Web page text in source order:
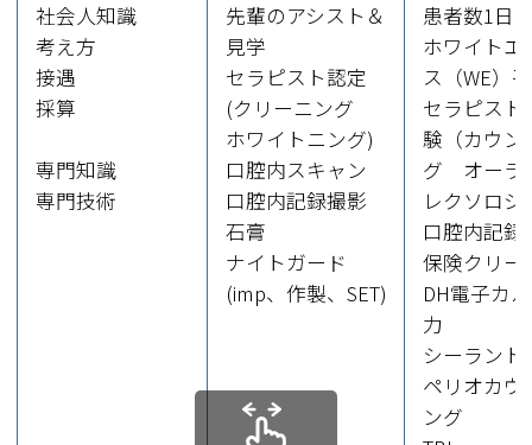
社会人知識
考え方
接遇
採算
専門知識
専門技術
先輩のアシスト＆
見学
セラピスト認定
(クリーニング
ホワイトニング)
口腔内スキャン
口腔内記録撮影
石膏
ナイトガード
(imp、作製、SET)
患者数1日
ホワイトエ
ス（WE）
セラピスト
験（カウン
グ オーラ
レクソロジ
口腔内記録
保険クリー
DH電子カ
力
シーラント
ペリオカウ
ング